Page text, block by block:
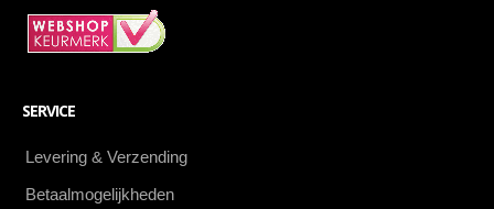
SERVICE
Levering & Verzending
Betaalmogelijkheden